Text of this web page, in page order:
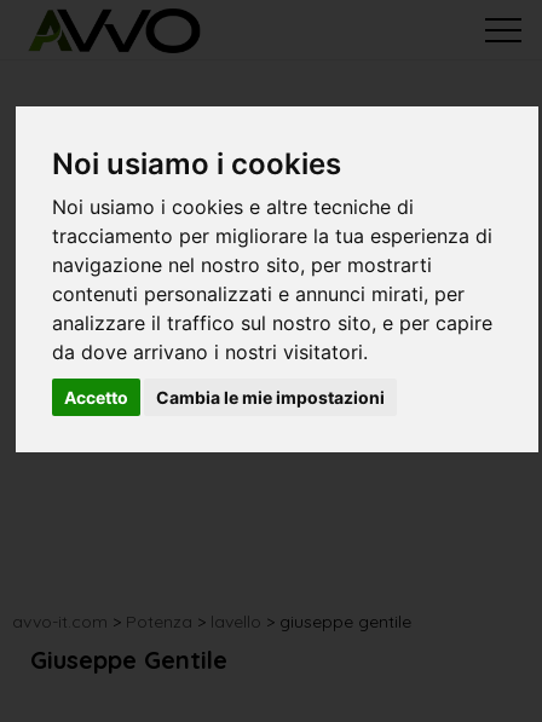
Noi usiamo i cookies
Noi usiamo i cookies e altre tecniche di
tracciamento per migliorare la tua esperienza di
navigazione nel nostro sito, per mostrarti
contenuti personalizzati e annunci mirati, per
analizzare il traffico sul nostro sito, e per capire
da dove arrivano i nostri visitatori.
Accetto Cambia le mie impostazioni
avvo-it.com > Potenza > lavello > giuseppe gentile
Giuseppe Gentile